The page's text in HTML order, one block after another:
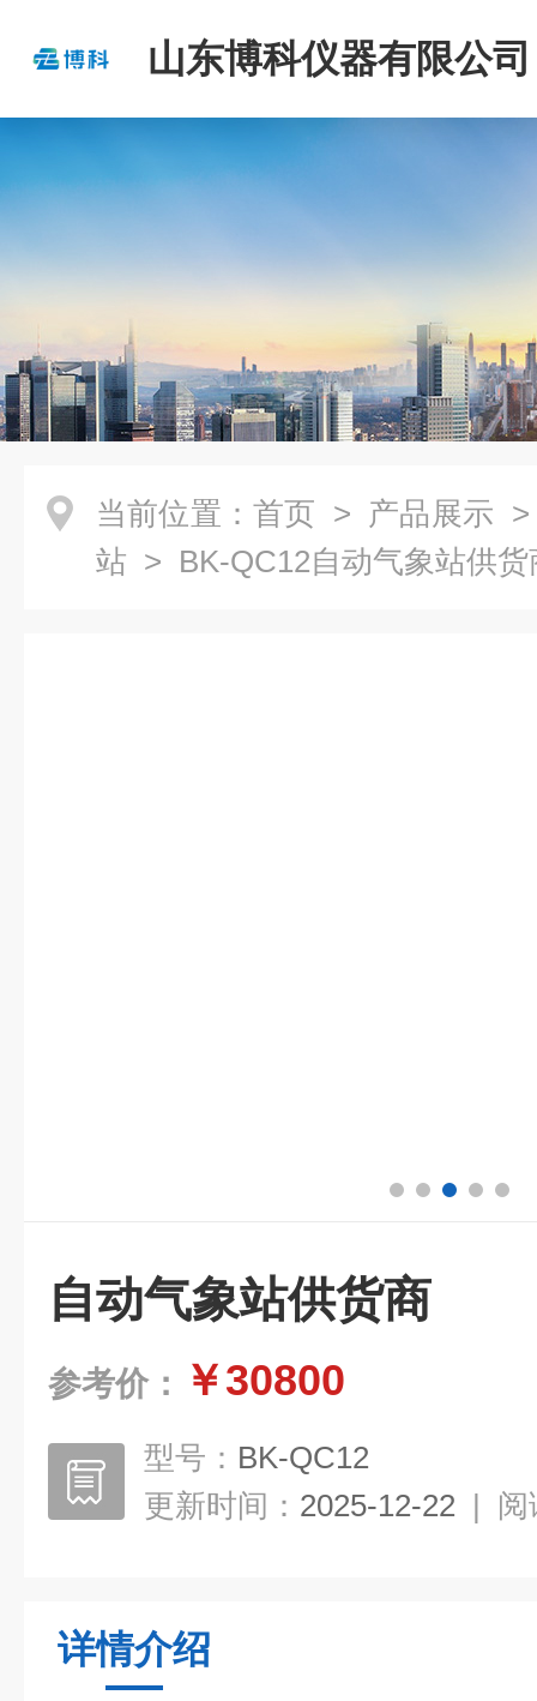
山东博科仪器有限公司
当前位置： 首页 > 产品展示
站 > BK-QC12自动气象站供货
自动气象站供货商
参考价： ￥30800
型号： BK-QC12
更新时间： 2025-12-22 | 阅
详情介绍